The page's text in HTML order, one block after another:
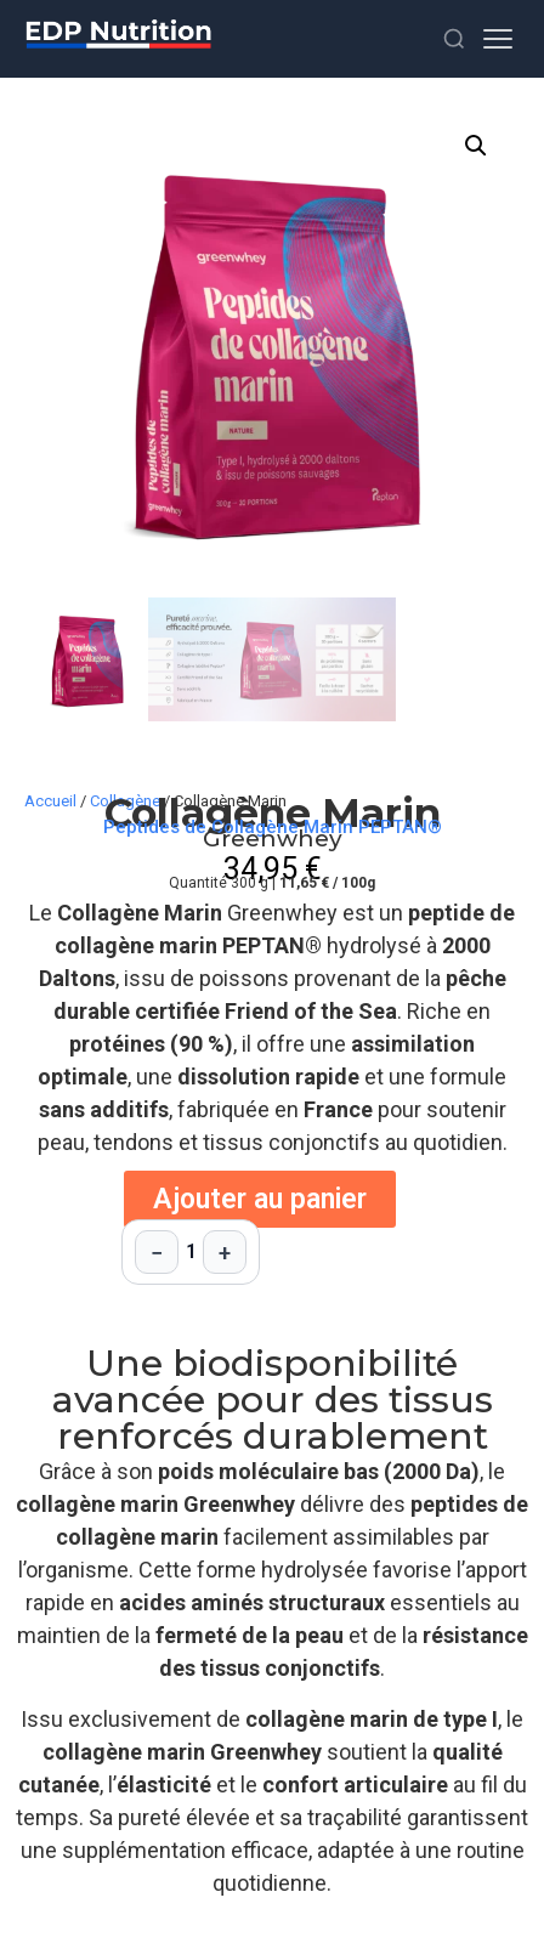
Accueil / Collagène/ Collagène Marin
Collagène Marin
Peptides de Collagène Marin PEPTAN®
Greenwhey
34,95€
Quantité 300 g | 11,65 € / 100g
Le Collagène Marin Greenwhey est un peptide de
collagène marin PEPTAN® hydrolysé à 2000
Daltons, issu de poissons provenant de la pêche
durable certifiée Friend of the Sea. Riche en
protéines (90 %), il offre une assimilation
optimale, une dissolution rapide et une formule
sans additifs, fabriquée en Francepour soutenir
peau, tendons et tissus conjonctifs au quotidien.
Ajouter au panier
− 1 +
Une biodisponibilité
avancée pour des tissus
renforcés durablement
Grâce à son poids moléculaire bas (2000 Da), le
collagène marin Greenwhey délivre des peptides de
collagène marin facilement assimilables par
l’organisme. Cette forme hydrolysée favorise l’apport
rapide en acides aminés structurauxessentiels au
maintien de lafermeté de la peau et de la résistance
des tissus conjonctifs.
Issu exclusivement de collagène marin de type I, le
collagène marin Greenwheysoutient la qualité
cutanée, l’élasticitéet le confort articulaireau fil du
temps. Sa pureté élevée et sa traçabilité garantissent
une supplémentation efficace, adaptée à une routine
quotidienne.